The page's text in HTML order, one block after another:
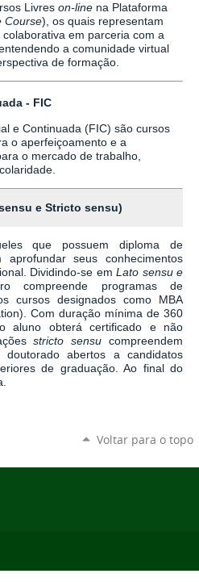
Livres on-line na Plataforma
Course), os quais representam
em parceria com a
a comunidade virtual
de formação.
- FIC
e Continuada (FIC) são cursos
o aperfeiçoamento e a
o mercado de trabalho,
e Stricto sensu)
que possuem diploma de
seus conhecimentos
Dividindo-se emLato sensu e
compreende programas de
cursos designados como MBA
Com duração mínima de 360
aluno obterá certificado e não
stricto sensu compreendem
abertos a candidatos
de graduação. Ao final do
Voltar para o topo